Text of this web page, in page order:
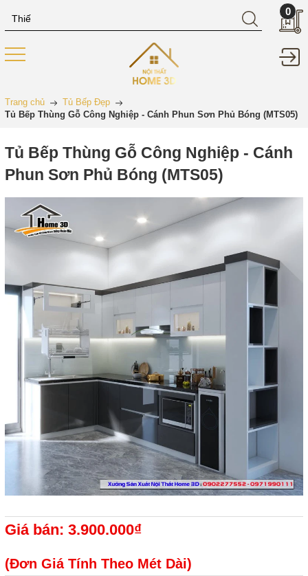
0
Trang chủ
Tủ Bếp Đẹp
Tủ Bếp Thùng Gỗ Công Nghiệp - Cánh Phun Sơn Phủ Bóng (MTS05)
Tủ Bếp Thùng Gỗ Công Nghiệp - Cánh
Phun Sơn Phủ Bóng (MTS05)
Giá bán: 3.900.000₫
(Đơn Giá Tính Theo Mét Dài)